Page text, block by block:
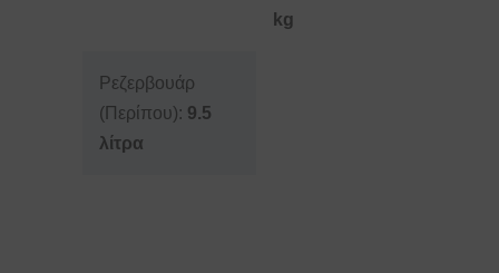
kg
Ρεζερβουάρ
(Περίπου): 9.5
λίτρα